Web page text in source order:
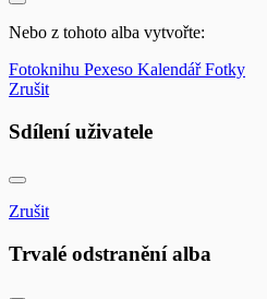
Nebo z tohoto alba vytvořte:
Fotoknihu Pexeso KalendářFotky
Zrušit
Sdílení uživatele
Zrušit
Trvalé odstranění alba